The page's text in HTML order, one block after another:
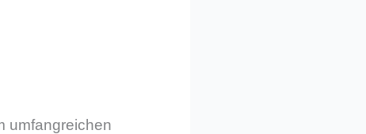
umfangreichen